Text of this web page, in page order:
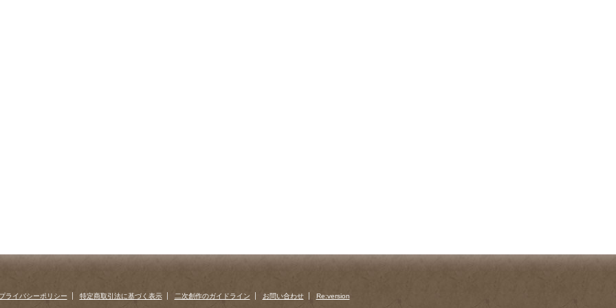
ライバシーポリシー 特定商取引法に基づく表示 二次創作のガイドライン お問い合わせ Re:version